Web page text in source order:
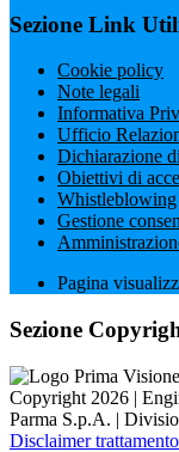
Sezione Link
Cookie policy
Note legali
Informativa
Ufficio
Dichiarazione
Obiettivi di
Whistleblowing
Gestione
Pagina
Sezione
Copyright 2026 |
Parma S.p.A. |
Disclaimer